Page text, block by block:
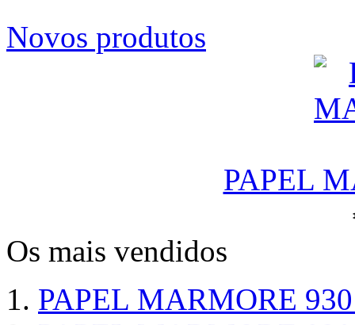
Novos produtos
PAPEL
Os mais vendidos
PAPEL MARMORE